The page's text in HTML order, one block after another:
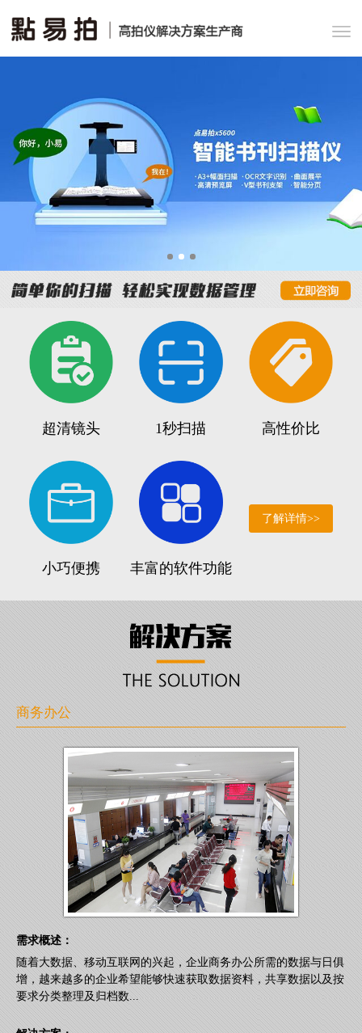
超清镜头 1秒扫描 高性价比
小巧便携 丰富的软件功能
了解详情>>
商务办公
需求概述：
随着大数据、移动互联网的兴起，企业商务办公所需的数据与日俱
增，越来越多的企业希望能够快速获取数据资料，共享数据以及按
要求分类整理及归档数...